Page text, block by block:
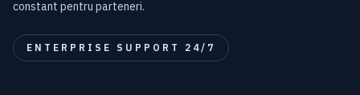
constant pentru parteneri.
ENTERPRISE SUPPORT 24/7